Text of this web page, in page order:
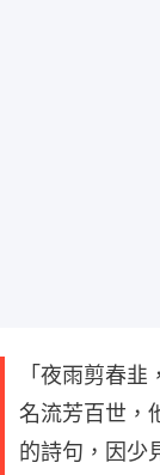
「夜雨剪春
名流芳百世，
的詩句，因少